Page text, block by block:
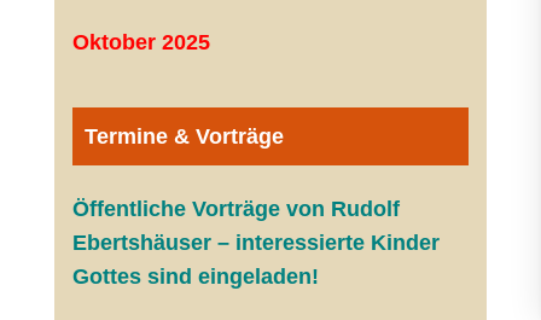
Oktober 2025
Termine & Vorträge
Öffentliche Vorträge von Rudolf
Ebertshäuser – interessierte Kinder
Gottes sind eingeladen!